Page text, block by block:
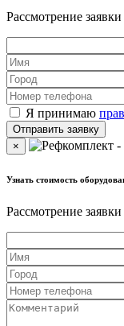
Рассмотрение
Я принимаю
×
Узнать стоимость
Рассмотрение